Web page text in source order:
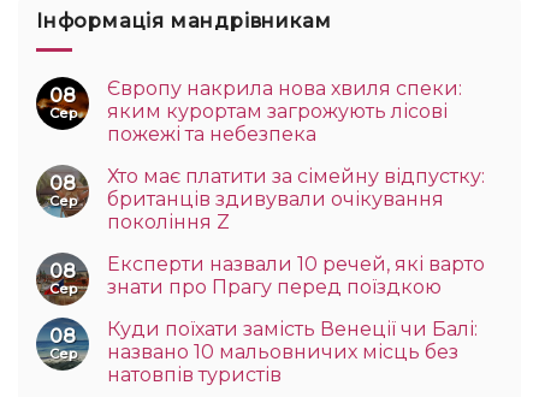
Інформація мандрівникам
08
Сер
Європу накрила нова хвиля спеки:
яким курортам загрожують лісові
пожежі та небезпека
08
Сер
Хто має платити за сімейну відпустку:
британців здивували очікування
покоління Z
08
Сер
Експерти назвали 10 речей, які варто
знати про Прагу перед поїздкою
08
Сер
Куди поїхати замість Венеції чи Балі:
названо 10 мальовничих місць без
натовпів туристів